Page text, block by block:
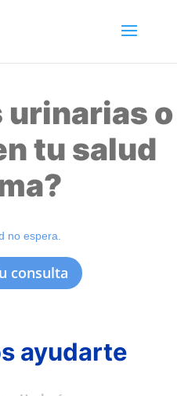
urinarias o
tu salud
no espera.
consulta
ayudarte